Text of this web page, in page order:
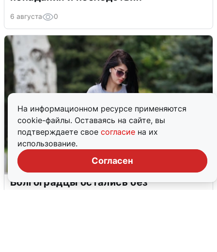
На информационном ресурсе применяются
cookie-файлы. Оставаясь на сайте, вы
подтверждаете свое согласие на их
использование.
Согласен
6 августа 0
Волгоградцы остались без